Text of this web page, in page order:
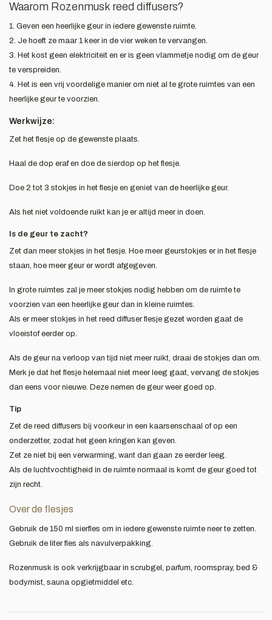
Waarom Rozenmusk reed diffusers?
1. Geven een heerlijke geur in iedere gewenste ruimte.
2. Je hoeft ze maar 1 keer in de vier weken te vervangen.
3. Het kost geen elektriciteit en er is geen vlammetje nodig om de geur
te verspreiden.
4. Het is een vrij voordelige manier om niet al te grote ruimtes van een
heerlijke geur te voorzien.
Werkwijze:
Zet het flesje op de gewenste plaats.
Haal de dop eraf en doe de sierdop op het flesje.
Doe 2 tot 3 stokjes in het flesje en geniet van de heerlijke geur.
Als het niet voldoende ruikt kan je er altijd meer in doen.
Is de geur te zacht?
Zet dan meer stokjes in het flesje. Hoe meer geurstokjes er in het flesje
staan, hoe meer geur er wordt afgegeven.
In grote ruimtes zal je meer stokjes nodig hebben om de ruimte te
voorzien van een heerlijke geur dan in kleine ruimtes.
Als er meer stokjes in het reed diffuser flesje gezet worden gaat de
vloeistof eerder op.
Als de geur na verloop van tijd niet meer ruikt, draai de stokjes dan om.
Merk je dat het flesje helemaal niet meer leeg gaat, vervang de stokjes
dan eens voor nieuwe. Deze nemen de geur weer goed op.
Tip
Zet de reed diffusers bij voorkeur in een kaarsenschaal of op een
onderzetter, zodat het geen kringen kan geven.
Zet ze niet bij een verwarming, want dan gaan ze eerder leeg.
Als de luchtvochtigheid in de ruimte normaal is komt de geur goed tot
zijn recht.
Over de flesjes
Gebruik de 150 ml sierfles om in iedere gewenste ruimte neer te zetten.
Gebruik de liter fles als navulverpakking.
Rozenmusk is ook verkrijgbaar in scrubgel, parfum, roomspray, bed &
bodymist, sauna opgietmiddel etc.